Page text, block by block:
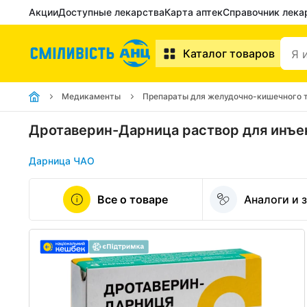
АкцииДоступные лекарстваКарта аптекСправочник
Каталог товаров
Медикаменты Препараты для желудочно-кишечного
Дротаверин-Дарница раствор для
Дарница ЧАО
Все о товаре Аналоги и